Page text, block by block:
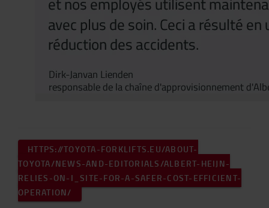
HTTPS://TOYOTA-FORKLIFTS.EU/ABOUT-
TOYOTA/NEWS-AND-EDITORIALS/ALBERT-HEIJN-
RELIES-ON-I_SITE-FOR-A-SAFER-COST-EFFICIENT-
OPERATION/